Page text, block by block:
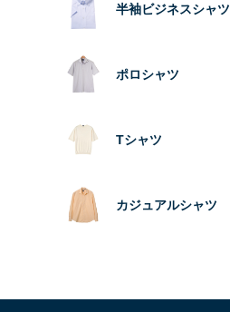
半袖ビジネスシャツ
ポロシャツ
Tシャツ
カジュアルシャツ